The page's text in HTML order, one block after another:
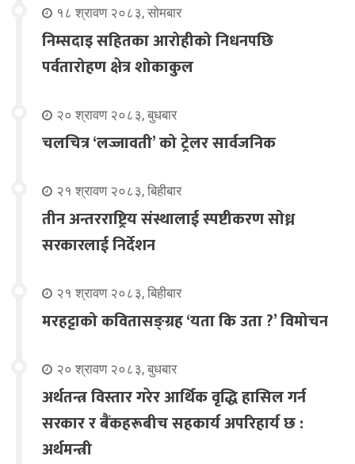
१८ श्रावण २०८३, सोमबार
निम्सदाइ सहितका आरोहीको निधनपछि
पर्वतारोहण क्षेत्र शोकाकुल
२० श्रावण २०८३, बुधबार
चलचित्र ‘लज्जावती’ को ट्रेलर सार्वजनिक
२१ श्रावण २०८३, बिहीबार
तीन अन्तरराष्ट्रिय संस्थालाई स्पष्टीकरण सोध्न
सरकारलाई निर्देशन
२१ श्रावण २०८३, बिहीबार
मरहट्टाको कवितासङ्ग्रह ‘यता कि उता ?’ विमोचन
२० श्रावण २०८३, बुधबार
अर्थतन्त्र विस्तार गरेर आर्थिक वृद्धि हासिल गर्न
सरकार र बैंकहरूबीच सहकार्य अपरिहार्य छ :
अर्थमन्त्री